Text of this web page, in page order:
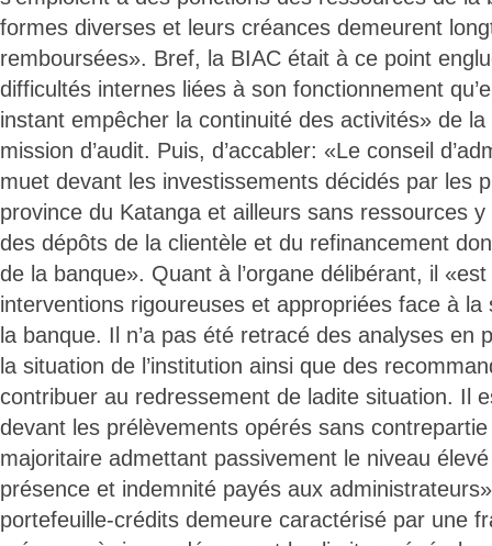
formes diverses et leurs créances demeurent
remboursées». Bref, la BIAC était à ce point
difficultés internes liées à son fonctionnement
instant empêcher la continuité des activités» de
mission d’audit. Puis, d’accabler: «Le conseil
muet devant les investissements décidés par les
province du Katanga et ailleurs sans ressources
des dépôts de la clientèle et du refinancement
de la banque». Quant à l’organe délibérant, il
interventions rigoureuses et appropriées face à la
la banque. Il n’a pas été retracé des analyses en
la situation de l’institution ainsi que des
contribuer au redressement de ladite situation. Il
devant les prélèvements opérés sans contrepartie
majoritaire admettant passivement le niveau
présence et indemnité payés aux
portefeuille-crédits demeure caractérisé par une